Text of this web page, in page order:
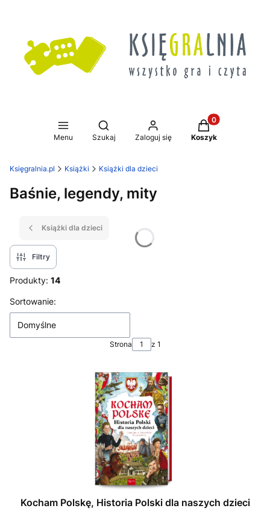
Menu
Otwórz wyszukiwarkę
Szukaj Zaloguj się
Produkty w
Koszyk
Księgralnia.pl Książki Książki dla dzieci
Baśnie, legendy, mity
Książki dla dzieci
Filtry
Produkty: 14
Lista produktów
Sortowanie:
Domyślne
Strona z 1
Kocham Polskę, Historia Polski dla naszych dzieci